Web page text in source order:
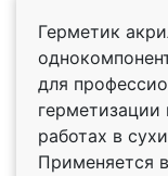
Герметик
для
работах в
Применяется